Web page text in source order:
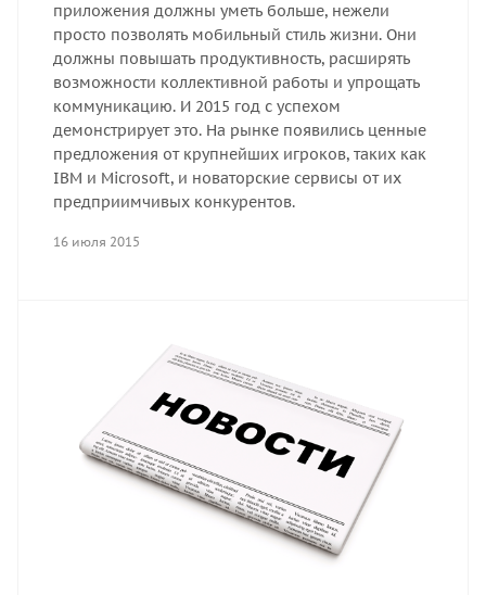
приложения должны уметь больше, нежели
просто позволять мобильный стиль жизни. Они
должны повышать продуктивность, расширять
возможности коллективной работы и упрощать
коммуникацию. И 2015 год с успехом
демонстрирует это. На рынке появились ценные
предложения от крупнейших игроков, таких как
IBM и Microsoft, и новаторские сервисы от их
предприимчивых конкурентов.
16 июля 2015